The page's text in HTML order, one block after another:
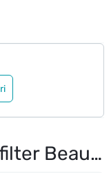
Oje Leylak 102